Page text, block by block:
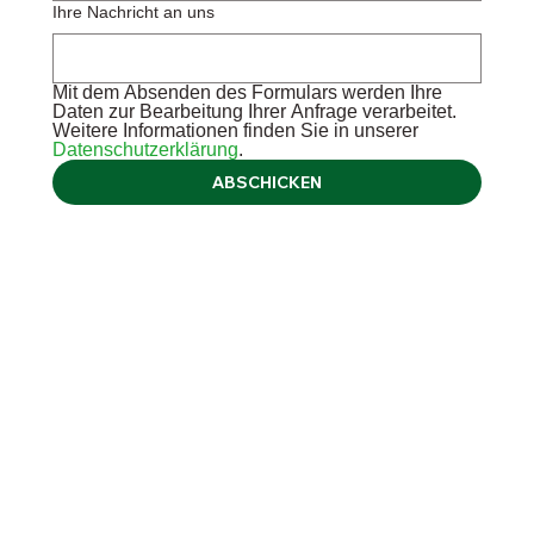
Ihre Nachricht an uns
Mit dem Absenden des Formulars werden Ihre
Daten zur Bearbeitung Ihrer Anfrage verarbeitet.
Datenschutzerklärung.
ABSCHICKEN